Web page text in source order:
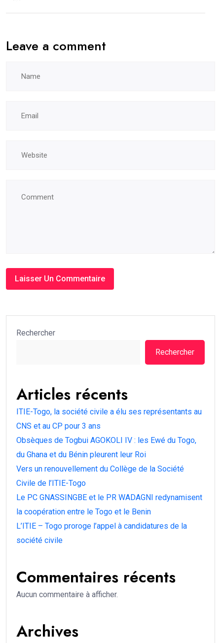
Leave a comment
Rechercher
Rechercher
Articles récents
ITIE-Togo, la société civile a élu ses représentants au
CNS et au CP pour 3 ans
Obsèques de Togbui AGOKOLI IV : les Ewé du Togo,
du Ghana et du Bénin pleurent leur Roi
Vers un renouvellement du Collège de la Société
Civile de l’ITIE-Togo
Le PC GNASSINGBE et le PR WADAGNI redynamisent
la coopération entre le Togo et le Benin
L’ITIE – Togo proroge l’appel à candidatures de la
société civile
Commentaires récents
Aucun commentaire à afficher.
Archives